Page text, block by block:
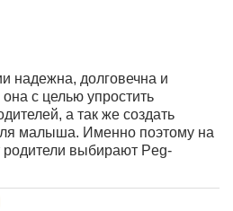
надежна, долговечна и
с целью упростить
а так же создать
малыша. Именно поэтому на
родители выбирают Peg-